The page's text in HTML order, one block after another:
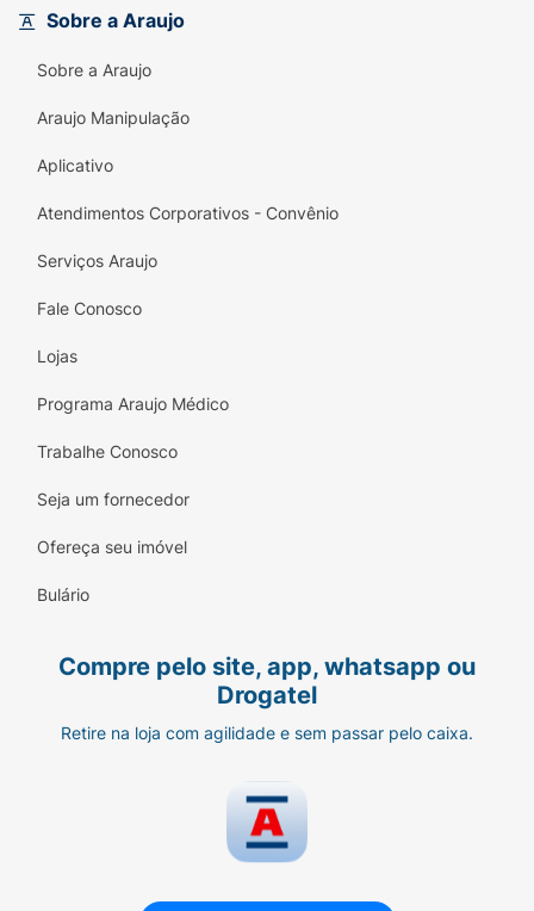
Sobre a Araujo
Sobre a Araujo
Araujo Manipulação
Aplicativo
Atendimentos Corporativos - Convênio
Serviços Araujo
Fale Conosco
Lojas
Programa Araujo Médico
Trabalhe Conosco
Seja um fornecedor
Ofereça seu imóvel
Bulário
Compre pelo site, app, whatsapp ou
Drogatel
Retire na loja com agilidade e sem passar pelo caixa.